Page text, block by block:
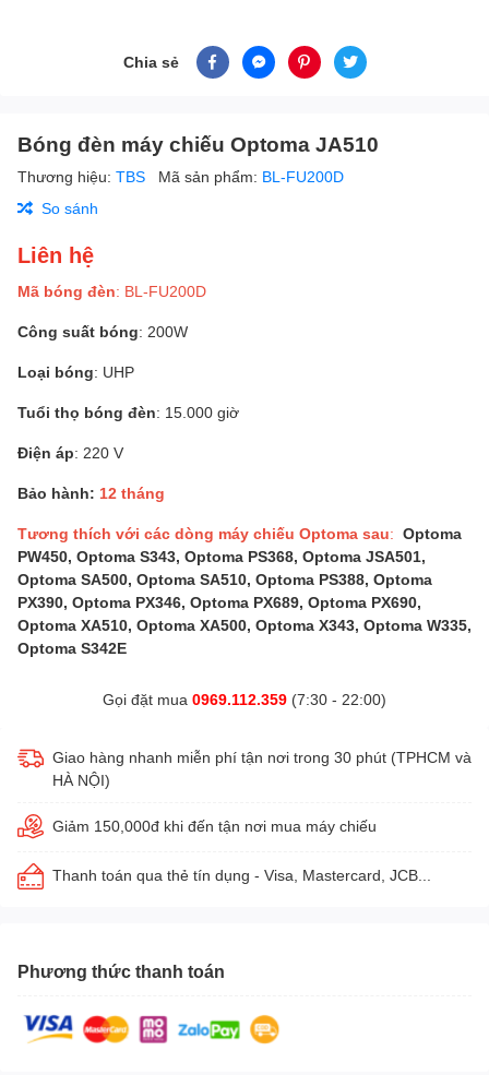
Chia sẻ
Bóng đèn máy chiếu Optoma JA510
Thương hiệu: TBS Mã sản phẩm: BL-FU200D
So sánh
Liên hệ
Mã bóng đèn: BL-FU200D
Công suất bóng: 200W
Loại bóng: UHP
Tuổi thọ bóng đèn: 15.000 giờ
Điện áp: 220 V
Bảo hành: 12 tháng
Tương thích với các dòng máy chiếu Optoma sau: Optoma
PW450, Optoma S343, Optoma PS368, Optoma JSA501,
Optoma SA500, Optoma SA510, Optoma PS388, Optoma
PX390, Optoma PX346, Optoma PX689, Optoma PX690,
Optoma XA510, Optoma XA500, Optoma X343, Optoma W335,
Optoma S342E
Gọi đặt mua 0969.112.359 (7:30 - 22:00)
Giao hàng nhanh miễn phí tận nơi trong 30 phút (TPHCM và
HÀ NỘI)
Giảm 150,000đ khi đến tận nơi mua máy chiếu
Thanh toán qua thẻ tín dụng - Visa, Mastercard, JCB...
Phương thức thanh toán